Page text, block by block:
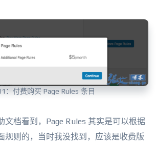
：付费购买 Page Rules 条目
文档看到，Page Rules 其实是可以根据
规则的，当时我没找到，应该是收费版